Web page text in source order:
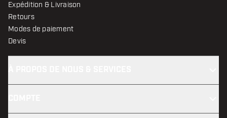
Expédition & Livraison
Retours
Modes de paiement
Devis